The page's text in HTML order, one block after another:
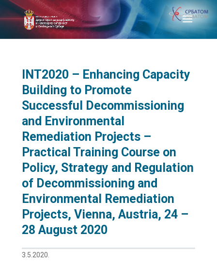
INT2020 – Enhancing Capacity
Building to Promote
Successful Decommissioning
and Environmental
Remediation Projects –
Practical Training Course on
Policy, Strategy and Regulation
of Decommissioning and
Environmental Remediation
Projects, Vienna, Austria, 24 –
28 August 2020
3.5.2020.